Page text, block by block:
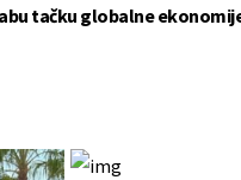
tačku globalne